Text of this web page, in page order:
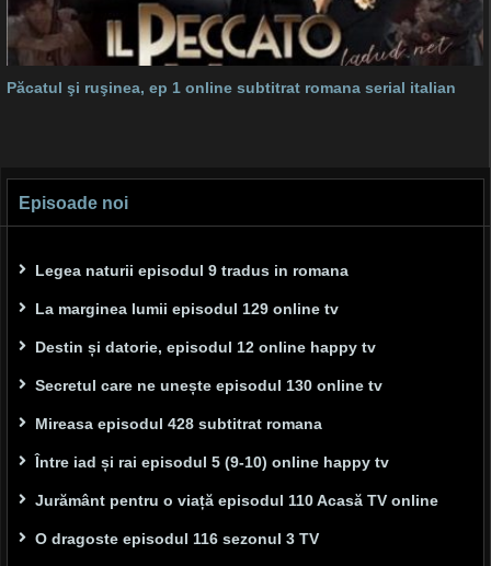
Păcatul şi ruşinea, ep 1 online subtitrat romana serial italian
Episoade noi
Legea naturii episodul 9 tradus in romana
La marginea lumii episodul 129 online tv
Destin și datorie, episodul 12 online happy tv
Secretul care ne unește episodul 130 online tv
Mireasa episodul 428 subtitrat romana
Între iad și rai episodul 5 (9-10) online happy tv
Jurământ pentru o viață episodul 110 Acasă TV online
O dragoste episodul 116 sezonul 3 TV